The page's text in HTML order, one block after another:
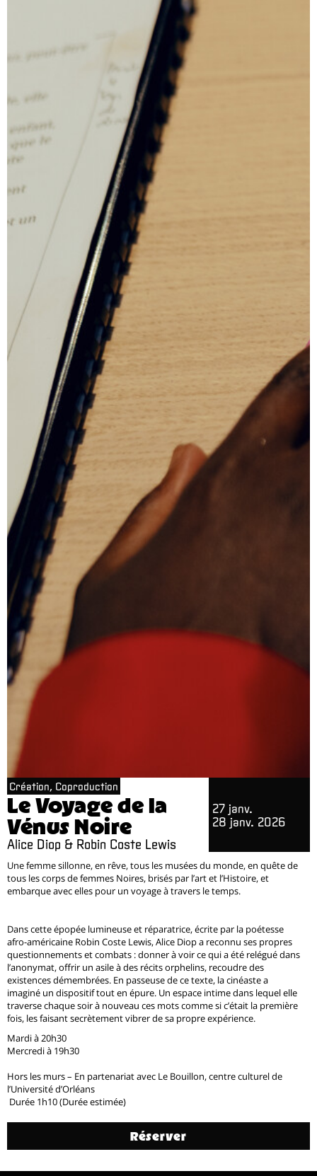
Création, Coproduction
Le Voyage de la
Vénus Noire
Alice Diop & Robin Coste Lewis
27 janv.
28 janv. 2026
Une femme sillonne, en rêve, tous les musées du monde, en quête de
tous les corps de femmes Noires, brisés par l’art et l’Histoire, et
embarque avec elles pour un voyage à travers le temps.
Dans cette épopée lumineuse et réparatrice, écrite par la poétesse
afro-américaine Robin Coste Lewis, Alice Diop a reconnu ses propres
questionnements et combats : donner à voir ce qui a été relégué dans
l’anonymat, offrir un asile à des récits orphelins, recoudre des
existences démembrées. En passeuse de ce texte, la cinéaste a
imaginé un dispositif tout en épure. Un espace intime dans lequel elle
traverse chaque soir à nouveau ces mots comme si c’était la première
fois, les faisant secrètement vibrer de sa propre expérience.
Mardi à 20h30
Mercredi à 19h30
Hors les murs – En partenariat avec Le Bouillon, centre culturel de
l’Université d’Orléans
Durée 1h10 (Durée estimée)
Réserver